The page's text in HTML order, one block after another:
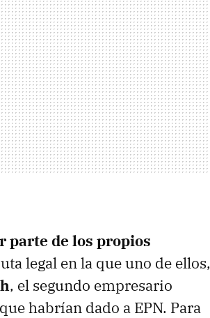
parte de los propios
legal en la que uno de ellos,
, el segundo empresario
habrían dado a EPN. Para